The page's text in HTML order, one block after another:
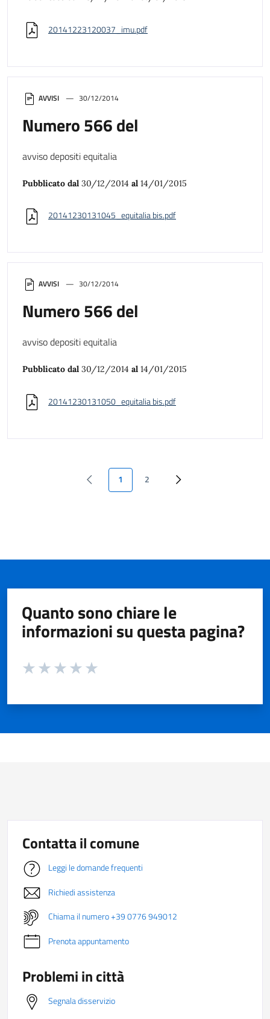
AVVISI 30/12/2014
Numero 566 del
avviso depositi equitalia
Pubblicato dal 30/12/2014 al 14/01/2015
20141230131050_equitalia bis.pdf
AVVISI 30/12/2014
Numero 566 del
avviso depositi equitalia
Pubblicato dal 30/12/2014 al 14/01/2015
20141230131045_equitalia bis.pdf
20141223120037_imu.pdf
1 2
Quanto sono chiare le
informazioni su questa pagina?
Valuta da 1 a 5 stelle la pagina
Contatta il comune
Leggi le domande frequenti
Richiedi assistenza
Chiama il numero +39 0776 949012
Prenota appuntamento
Problemi in città
Segnala disservizio